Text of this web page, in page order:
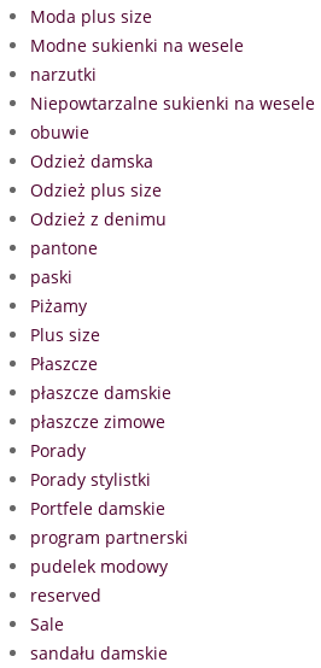
Moda plus size
Modne sukienki na wesele
narzutki
Niepowtarzalne sukienki na wesele
obuwie
Odzież damska
Odzież plus size
Odzież z denimu
pantone
paski
Piżamy
Plus size
Płaszcze
płaszcze damskie
płaszcze zimowe
Porady
Porady stylistki
Portfele damskie
program partnerski
pudelek modowy
reserved
Sale
sandału damskie